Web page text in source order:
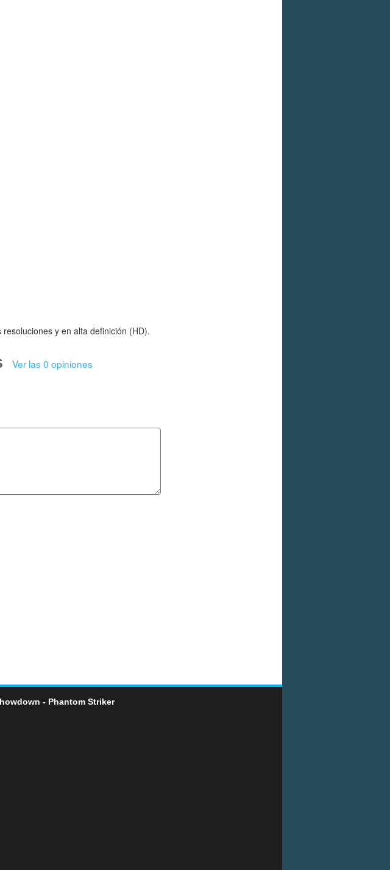
y en alta definición (HD).
Ver las 0 opiniones
- Phantom Striker